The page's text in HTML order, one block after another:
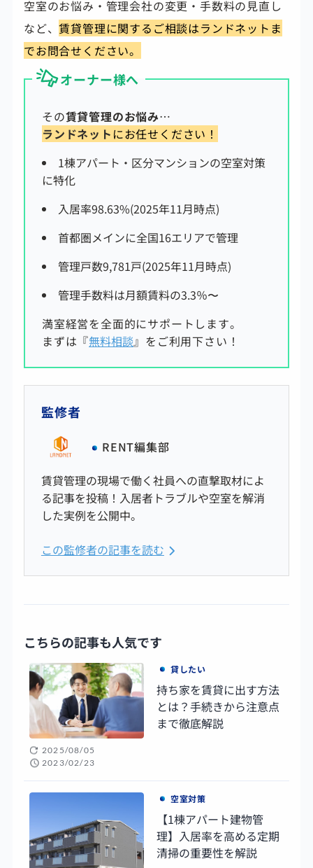
空室のお悩み・管理会社の変更・手数料の見直し
など、賃貸管理に関するご相談はランドネットま
でお問合せください。
オーナー様へ
その賃貸管理のお悩み…
ランドネット にお任せください！
1棟アパート・区分マンションの空室対策
に特化
入居率98.63%(2025年11月時点)
首都圏メインに全国16エリアで管理
管理戸数9,781戸(2025年11月時点)
管理手数料は月額賃料の3.3％〜
満室経営を全面的にサポートします。
まずは『無料相談』をご利用下さい！
監修者
RENT編集部
賃貸管理の現場で働く社員への直撃取材によ
る記事を投稿！入居者トラブルや空室を解消
した実例を公開中。
この監修者の記事を読む
こちらの記事も人気です
持ち家を賃貸に出す方法
とは？手続きから注意点
まで徹底解説
貸したい
2025/08/05
2023/02/23
【1棟アパート建物管
理】入居率を高める定期
清掃の重要性を解説
空室対策